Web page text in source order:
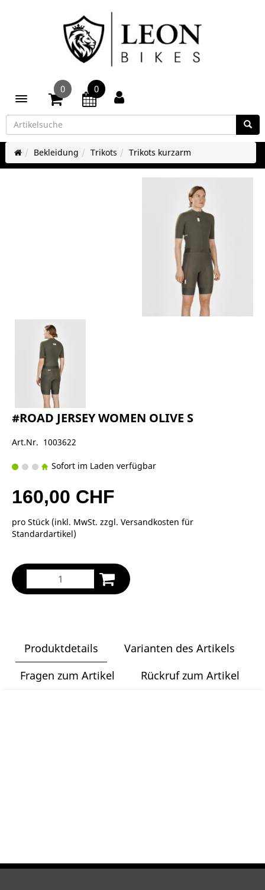
Toggle navigation
0 0
Bekleidung Trikots Trikots kurzarm
#ROAD JERSEY WOMEN OLIVE S
Art.Nr. 1003622
Sofort im Laden verfügbar
160,00 CHF
pro Stück (inkl. MwSt. zzgl. Versandkosten für
Standardartikel)
Produktdetails
Varianten des Artikels
Fragen zum Artikel
Rückruf zum Artikel